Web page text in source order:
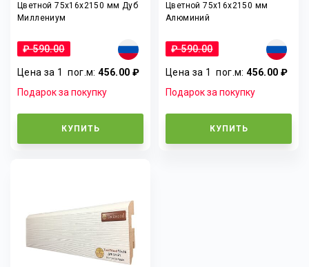
Цветной 75x16x2150 мм Дуб
Миллениум
₽ 590.00
Цена за 1пог.м:456.00 ₽
Подарок за покупку
КУПИТЬ
Цветной 75x16x2150 мм
Алюминий
₽ 590.00
Цена за 1пог.м:456.00 ₽
Подарок за покупку
КУПИТЬ